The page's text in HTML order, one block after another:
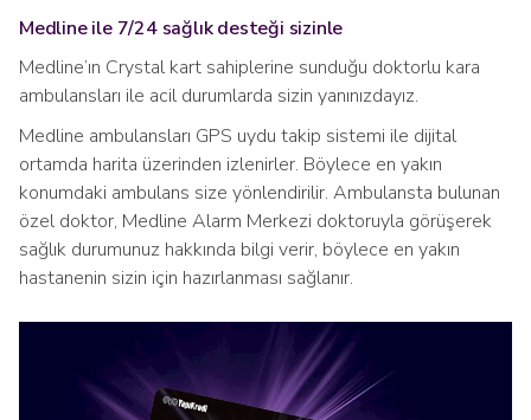
Medline ile 7/24 sağlık desteği sizinle
Medline’ın Crystal kart sahiplerine sunduğu doktorlu kara
ambulansları ile acil durumlarda sizin yanınızdayız.
Medline ambulansları GPS uydu takip sistemi ile dijital
ortamda harita üzerinden izlenirler. Böylece en yakın
konumdaki ambulans size yönlendirilir. Ambulansta bulunan
özel doktor, Medline Alarm Merkezi doktoruyla görüşerek
sağlık durumunuz hakkında bilgi verir, böylece en yakın
hastanenin sizin için hazırlanması sağlanır.